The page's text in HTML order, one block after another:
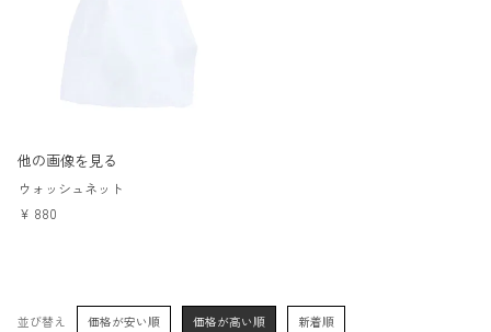
他の画像を見る
ウォッシュネット
¥ 880
並び替え 価格が安い順 価格が高い順
新着順